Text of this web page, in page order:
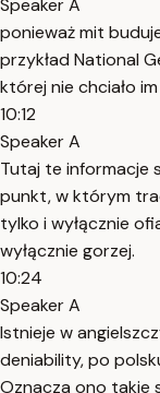
Speaker A
ponieważ mit
przykład National
której nie chciało
10:12
Speaker A
Tutaj te informacje
punkt, w którym
tylko i wyłącznie
wyłącznie gorzej.
10:24
Speaker A
Istnieje w
deniability, po
Oznacza ono takie